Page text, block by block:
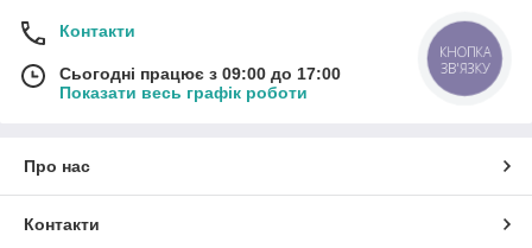
Контакти
Сьогодні працює з 09:00 до 17:00
Показати весь графік роботи
Про нас
Контакти
КНОПКА
ЗВ'ЯЗКУ